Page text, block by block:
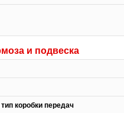
и подвеска
коробки передач